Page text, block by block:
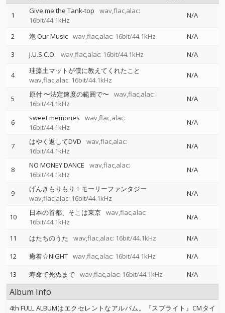
1 Give me the Tank-top
wav,flac,alac:
16bit/44.1kHz
N/A
2 泡 Our Music wav,flac,alac: 16bit/44.1kHz
N/A
3
J.U.S.C.O. wav,flac,alac: 16bit/44.1kHz N/A
4
珪藻土マットが僕に教えてくれたこと
wav,flac,alac: 16bit/44.1kHz
N/A
5 原付 〜法定速度の範囲で〜
wav,flac,alac:
16bit/44.1kHz
N/A
6 sweet memories
wav,flac,alac:
16bit/44.1kHz
N/A
7 はやく返してDVD
wav,flac,alac:
16bit/44.1kHz
N/A
8 NO MONEY DANCE
wav,flac,alac:
16bit/44.1kHz
N/A
9
げんきもりもり！モーリーファンタジー
wav,flac,alac: 16bit/44.1kHz
N/A
10 日本の首都、そこは東京 wav,flac,alac:
16bit/44.1kHz
N/A
11 はたちのうた wav,flac,alac: 16bit/44.1kHz
N/A
12
癒着☆NIGHT wav,flac,alac: 16bit/44.1kHz
N/A
13
寿命で死ぬまで wav,flac,alac: 16bit/44.1kHz N/A
Album Info
4th FULL ALBUMはエクセレントなアルバム。『スプライト』CMタイ